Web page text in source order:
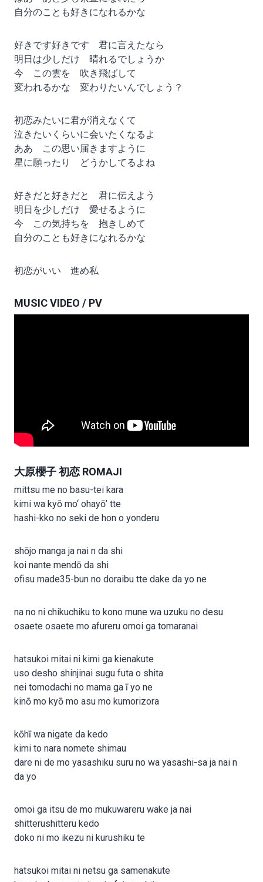
自分のことも好きになれるかな
好きです好きです 君に言えたなら
明日は少しだけ 晴れるでしょうか
今 この雲を 吹き飛ばして
変われるかな 変わりたいんでしょう？
初恋みたいに君が消えなくて
泣きたいくらいに会いたくなるよ
ああ この思い届きますように
星に願ったり どうかしてるよね
好きだと好きだと 君に伝えよう
明日を少しだけ 愛せるように
今 この気持ちを 抱きしめて
自分のことも好きになれるかな
初恋がいい 進め私
MUSIC VIDEO / PV
大原櫻子 初恋 ROMAJI
mittsu me no basu-tei kara
kimi wa kyō mo‘ ohayō’ tte
hashi-kko no seki de hon o yonderu
shōjo manga ja nai n da shi
koi nante mendō da shi
ofisu made35-bun no doraibu tte dake da yo ne
na no ni chikuchiku to kono mune wa uzuku no desu
osaete osaete mo afureru omoi ga tomaranai
hatsukoi mitai ni kimi ga kienakute
uso desho shinjinai sugu futa o shita
nei tomodachi no mama ga ī yo ne
kinō mo kyō mo asu mo kumorizora
kōhī wa nigate da kedo
kimi to nara nomete shimau
dare ni de mo yasashiku suru no wa yasashi-sa ja nai n
da yo
omoi ga itsu de mo mukuwareru wake ja nai
shitterushitteru kedo
doko ni mo ikezu ni kurushiku te
hatsukoi mitai ni netsu ga samenakute